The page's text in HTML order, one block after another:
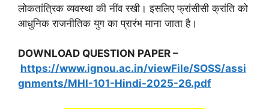
लोकतांत्रिक व्यवस्था की नींव रखी। इसलिए फ्रांसीसी क्रांति को
आधुनिक राजनीतिक युग का प्रारंभ माना जाता है।
DOWNLOAD QUESTION PAPER –
https://www.ignou.ac.in/viewFile/SOSS/assi
gnments/MHI-101-Hindi-2025-26.pdf